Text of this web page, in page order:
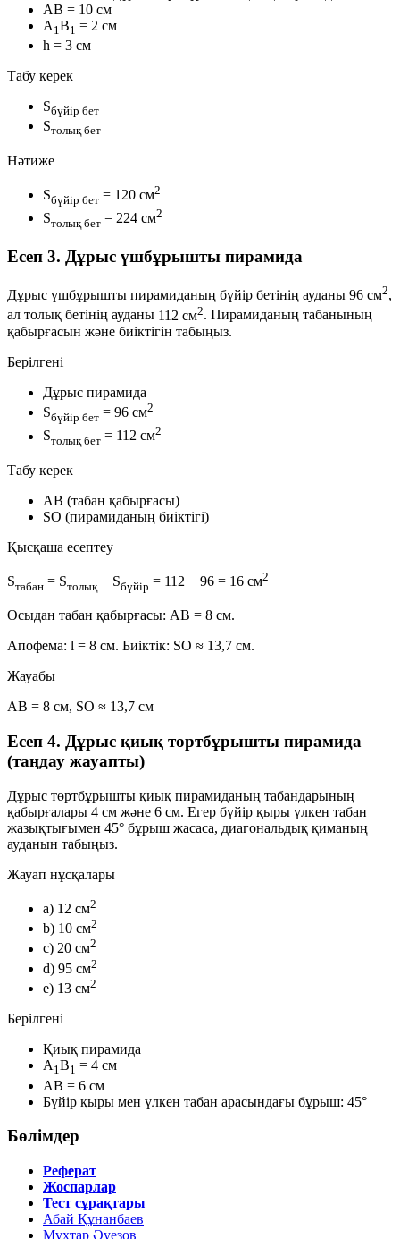
AB = 10 см
A 1B1 = 2 см
h = 3 см
Табу керек
Sбүйір бет
Sтолық бет
Нәтиже
Sбүйір бет = 120 см2
Sтолық бет = 224 см2
Есеп 3. Дұрыс үшбұрышты пирамида
Дұрыс үшбұрышты пирамиданың бүйір бетінің ауданы 96 см2,
ал толық бетінің ауданы 112 см2. Пирамиданың табанының
қабырғасын және биіктігін табыңыз.
Берілгені
Дұрыс пирамида
Sбүйір бет = 96 см2
Sтолық бет = 112 см2
Табу керек
AB (табан қабырғасы)
SO (пирамиданың биіктігі)
Қысқаша есептеу
Sтабан = Sтолық − Sбүйір = 112 − 96 = 16 см2
Осыдан табан қабырғасы: AB = 8 см.
Апофема: l = 8 см. Биіктік: SO ≈ 13,7 см.
Жауабы
AB = 8 см, SO ≈ 13,7 см
Есеп 4. Дұрыс қиық төртбұрышты пирамида
(таңдау жауапты)
Дұрыс төртбұрышты қиық пирамиданың табандарының
қабырғалары 4 см және 6 см. Егер бүйір қыры үлкен табан
жазықтығымен 45° бұрыш жасаса, диагональдық қиманың
ауданын табыңыз.
Жауап нұсқалары
a) 12 см2
b) 10 см2
c) 20 см2
d) 95 см2
e) 13 см2
Берілгені
Қиық пирамида
A 1B1 = 4 см
AB = 6 см
Бүйір қыры мен үлкен табан арасындағы бұрыш: 45°
Бөлімдер
Реферат
Жоспарлар
Тест сұрақтары
Абай Құнанбаев
Мұхтар Әуезов